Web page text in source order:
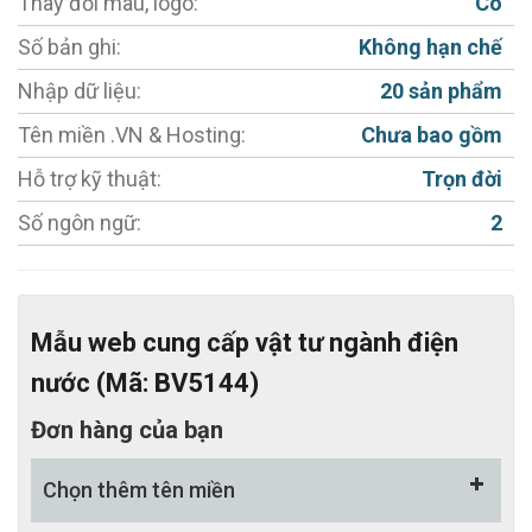
- Cho phép đăng bài Giới thiệu - Sản phẩm - Chính
sách bán hàng - Thư viện - Đại lý - Tin tức - Liên hệ.
- Ngôn ngữ 01: Tiếng Việt (Có thể đổi sang ngôn ngữ
khác).
- Module quản lý và đăng các sản phẩm.
- Chèn Video, hình ảnh vào web công ty trong từng
sản phẩm chỉ bằng 1 thao tác đơn giản.
Facebook / Zalo.
- Hỗ trợ đổi màu chủ đạo miễn phí.
- Hỗ trợ tối đa cho việc chăm sóc khách hàng.
, đầy đủ các công cụ hỗ trợ
Số bản ghi:
Không hạn chế
Nhập dữ liệu:
20 sản phẩm
Tên miền .VN & Hosting:
Chưa bao gồm
Hỗ trợ kỹ thuật:
Trọn đời
Số ngôn ngữ:
2
Mẫu web cung cấp vật tư ngành điện
nước (Mã: BV5144)
Đơn hàng của bạn
Chọn thêm tên miền